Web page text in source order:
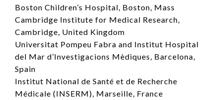
Boston Children’s Hospital, Boston, Mass
Cambridge Institute for Medical Research,
Cambridge, United Kingdom
Universitat Pompeu Fabra and Institut Hospital
del Mar d’Investigacions Mèdiques, Barcelona,
Spain
Institut National de Santé et de Recherche
Médicale (INSERM), Marseille, France